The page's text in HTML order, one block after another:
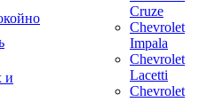
и
Cruze
Chevrolet
Impala
Chevrolet
Lacetti
Chevrolet